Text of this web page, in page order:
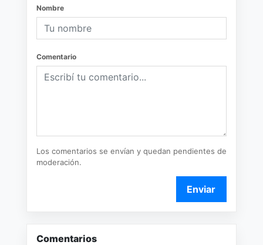
Nombre
Comentario
Los comentarios se envían y quedan pendientes de
moderación.
Enviar
Comentarios